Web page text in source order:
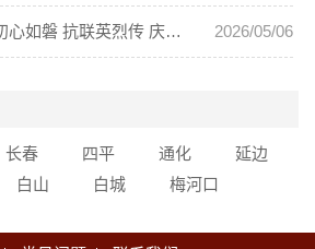
《中国档案报》：初心如磐 抗联英烈传 庆祝中国共产党成立105周年⑤ 2026/05/06
长春 四平 通化
延边
白山 白城 梅河口